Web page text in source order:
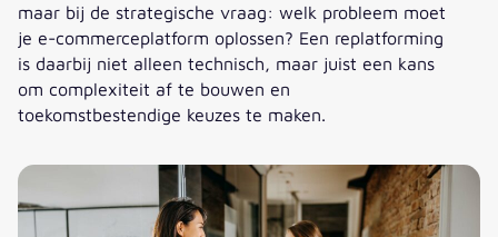
maar bij de strategische vraag: welk probleem moet
je e-commerceplatform oplossen? Een replatforming
is daarbij niet alleen technisch, maar juist een kans
om complexiteit af te bouwen en
toekomstbestendige keuzes te maken.